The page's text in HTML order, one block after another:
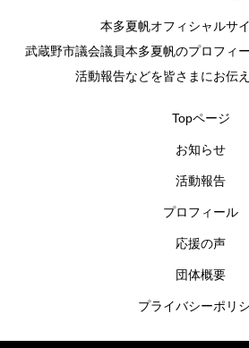
本多夏帆オフィシャルサイ
武蔵野市議会議員本多夏帆のプロフィ
活動報告などを皆さまにお伝
Topページ
お知らせ
活動報告
プロフィール
応援の声
団体概要
プライバシーポリ